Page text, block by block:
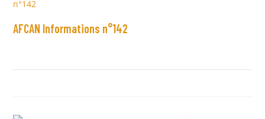
AFCAN Informations n°142